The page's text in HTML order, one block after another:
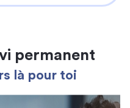
permanent
là pour toi